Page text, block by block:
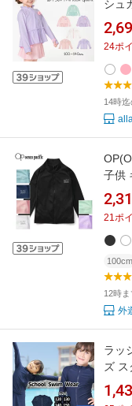
シュ
袖 ラ
ルジ
ェラ
24ポ
14時
子供
ケッ
いサ
止 海
ング
21ポ
100cm
12時
外
ラッ
ズ ス
ップ
130